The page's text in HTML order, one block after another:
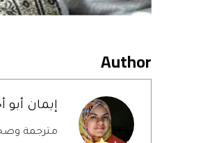
Author
إيمان أبو
مترجمة